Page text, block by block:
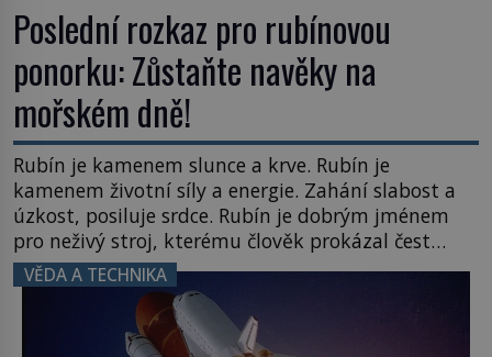
Poslední rozkaz pro rubínovou
ponorku: Zůstaňte navěky na
mořském dně!
Rubín je kamenem slunce a krve. Rubín je
kamenem životní síly a energie. Zahání slabost a
úzkost, posiluje srdce. Rubín je dobrým jménem
pro neživý stroj, kterému člověk prokázal čest
nezmizet v tavicí peci a našel mu místo
k poslednímu odpočinku. Je druhá polovina 50. let
minulého století. Nálože spočítány, umístěny a
odpáleny. Trup ponorky nabírá vodu […]
VĚDA A TECHNIKA